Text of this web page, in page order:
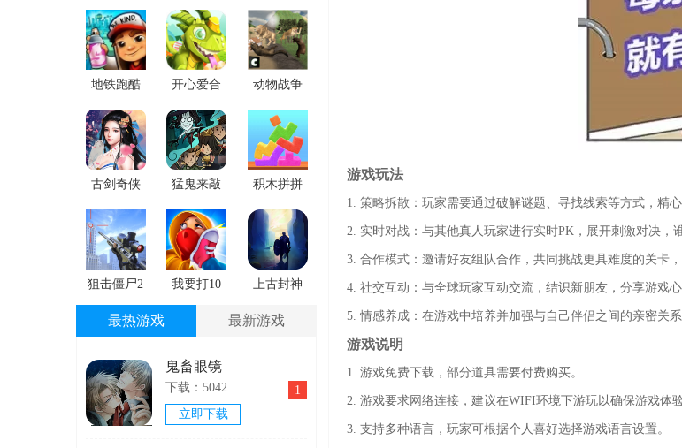
地铁跑酷
雪地版
开心爱合
成
动物战争
模拟器
古剑奇侠
免费版下
载
猛鬼来敲
门手游版
下载
积木拼拼
乐下载手
机版
狙击僵尸2
官网版下
载
我要打10
个官网手
上古封神
版
最热游戏 最新游戏
鬼畜眼镜
下载：5042
立即下载
1
游戏玩法
1. 策略拆散：玩家需要通过破解谜题、寻找线索等方式，精
2. 实时对战：与其他真人玩家进行实时PK，展开刺激对决，
3. 合作模式：邀请好友组队合作，共同挑战更具难度的关卡，
4. 社交互动：与全球玩家互动交流，结识新朋友，分享游戏心
5. 情感养成：在游戏中培养并加强与自己伴侣之间的亲密关系
游戏说明
1. 游戏免费下载，部分道具需要付费购买。
2. 游戏要求网络连接，建议在WIFI环境下游玩以确保游戏体验
3. 支持多种语言，玩家可根据个人喜好选择游戏语言设置。